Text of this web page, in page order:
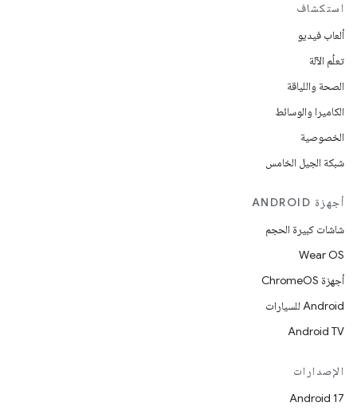
استكشاف
ألعاب فيديو
تعلُم الآلة
الصحة واللياقة
الكاميرا والوسائط
الخصوصية
شبكة الجيل الخامس
أجهزة ANDROID
شاشات كبيرة الحجم
Wear OS
أجهزة ChromeOS
Android للسيارات
Android TV
الإصدارات
Android 17